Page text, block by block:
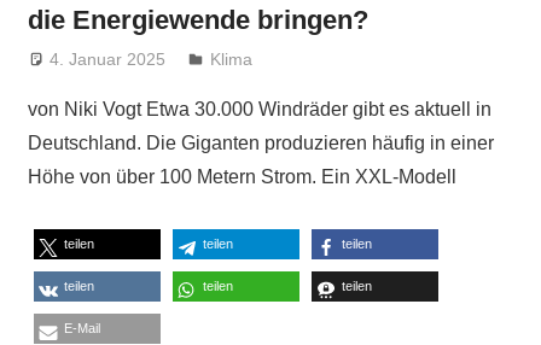
die Energiewende bringen?
4. Januar 2025 Niki Vogt
Klima
von Niki Vogt Etwa 30.000 Windräder gibt es aktuell in
Deutschland. Die Giganten produzieren häufig in einer
Höhe von über 100 Metern Strom. Ein XXL-Modell
teilen teilen teilen
teilen teilen teilen
E-Mail